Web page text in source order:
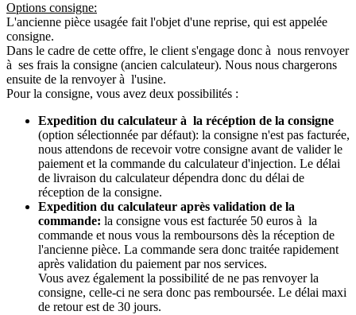
Options consigne:
L'ancienne pièce usagée fait l'objet d'une reprise, qui est appelée
consigne.
Dans le cadre de cette offre, le client s'engage donc à nous renvoyer
à ses frais la consigne (ancien calculateur). Nous nous chargerons
ensuite de la renvoyer à l'usine.
Pour la consigne, vous avez deux possibilités :
Expedition du calculateur à la récéption de la consigne
(option sélectionnée par défaut): la consigne n'est pas facturée,
nous attendons de recevoir votre consigne avant de valider le
paiement et la commande du calculateur d'injection. Le délai
de livraison du calculateur dépendra donc du délai de
réception de la consigne.
Expedition du calculateur après validation de la
commande: la consigne vous est facturée 50 euros à la
commande et nous vous la remboursons dès la réception de
l'ancienne pièce. La commande sera donc traitée rapidement
après validation du paiement par nos services.
Vous avez également la possibilité de ne pas renvoyer la
consigne, celle-ci ne sera donc pas remboursée. Le délai maxi
de retour est de 30 jours.